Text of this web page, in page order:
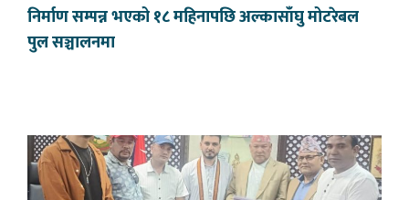
निर्माण सम्पन्न भएको १८ महिनापछि अल्कासाँघु मोटरेबल
पुल सञ्चालनमा